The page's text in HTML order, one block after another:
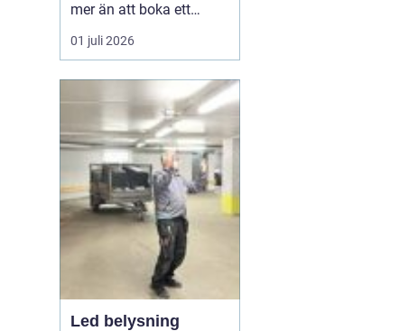
mer än att boka ett
mötesrum och ordna
fika. Företag söker idag
fokus, ger energi och
stärker relationer i
gruppen. Många märker
också att de mest
givande samtalen
uppstår en bit bor...
01 juli 2026
Led belysning